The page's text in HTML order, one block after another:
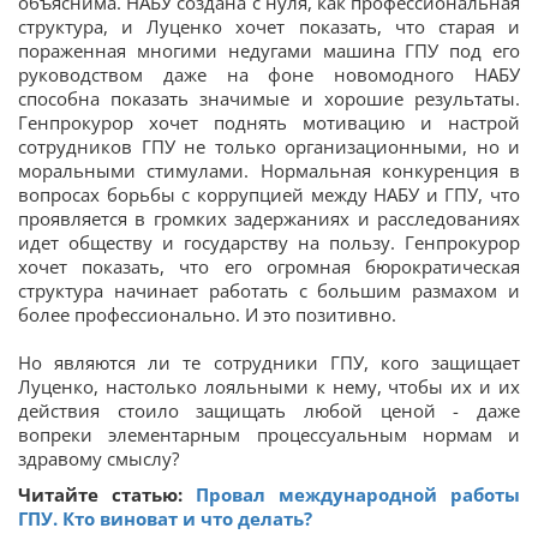
структура, и Луценко хочет показать, что старая и
пораженная многими недугами машина ГПУ под его
руководством даже на фоне новомодного НАБУ
способна показать значимые и хорошие результаты.
Генпрокурор хочет поднять мотивацию и настрой
сотрудников ГПУ не только организационными, но и
моральными стимулами. Нормальная конкуренция в
вопросах борьбы с коррупцией между НАБУ и ГПУ, что
проявляется в громких задержаниях и расследованиях
идет обществу и государству на пользу. Генпрокурор
хочет показать, что его огромная бюрократическая
структура начинает работать с большим размахом и
более профессионально. И это позитивно.
Но являются ли те сотрудники ГПУ, кого защищает
Луценко, настолько лояльными к нему, чтобы их и их
действия стоило защищать любой ценой - даже
вопреки элементарным процессуальным нормам и
здравому смыслу?
Читайте статью: Провал международной работы
ГПУ. Кто виноват и что делать?